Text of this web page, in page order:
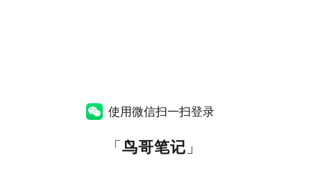
使用微信扫一扫登录
「鸟哥笔记 」